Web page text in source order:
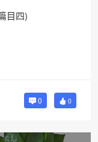
目四)
0 0